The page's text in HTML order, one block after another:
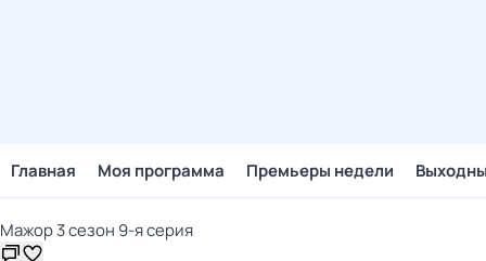
Главная Моя программа Премьеры недели
Мажор 3 сезон 9-я серия